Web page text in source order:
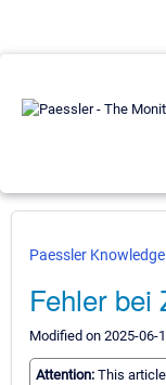
Paessler
Fehler bei
Modified on 2025-06-
Attention: This